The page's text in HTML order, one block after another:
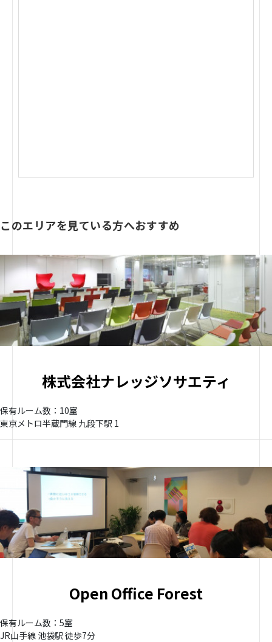
このエリアを見ている方へおすすめ
株式会社ナレッジソサエティ
保有ルーム数：10室
東京メトロ半蔵門線 九段下駅 1
Open Office Forest
保有ルーム数：5室
JR山手線 池袋駅 徒歩7分